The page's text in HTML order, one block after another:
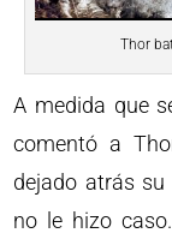
Thor
A medida que
comentó a
dejado atrás
no le hizo